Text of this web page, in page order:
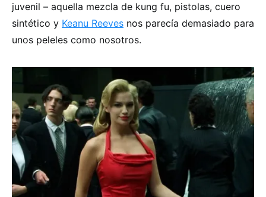
juvenil – aquella mezcla de kung fu, pistolas, cuero
sintético y Keanu Reeves nos parecía demasiado para
unos peleles como nosotros.